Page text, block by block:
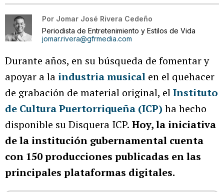
Por Jomar José Rivera Cedeño
Periodista de Entretenimiento y Estilos de Vida
jomar.rivera@gfrmedia.com
Durante años, en su búsqueda de fomentar y
apoyar a la industria musical en el quehacer
de grabación de material original, elInstituto
de Cultura Puertorriqueña (ICP) ha hecho
disponible su Disquera ICP. Hoy, la iniciativa
de la institución gubernamental cuenta
con 150 producciones publicadas en las
principales plataformas digitales.